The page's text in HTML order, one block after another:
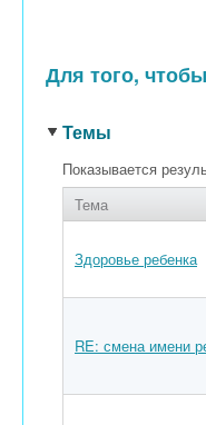
Для того,
Темы
Показывается
Тема
Здоровье ребенка
RE: смена имени